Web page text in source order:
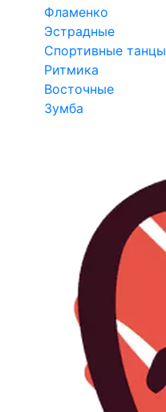
Фламенко
Эстрадные
Спортивные танцы
Ритмика
Восточные
Зумба